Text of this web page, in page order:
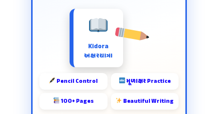
Kidora
અક્ષરયાત્રા
Pencil Control મૂળાક્ષર Practice
100+ Pages Beautiful Writing